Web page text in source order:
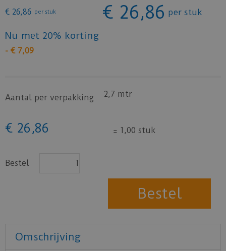
€ 26,86 per stuk € 26,86 per stuk
Nu met 20% korting
- € 7,09
Aantal per verpakking 2,7 mtr
€ 26 ,86 = 1,00 stuk
Bestel
Omschrijving